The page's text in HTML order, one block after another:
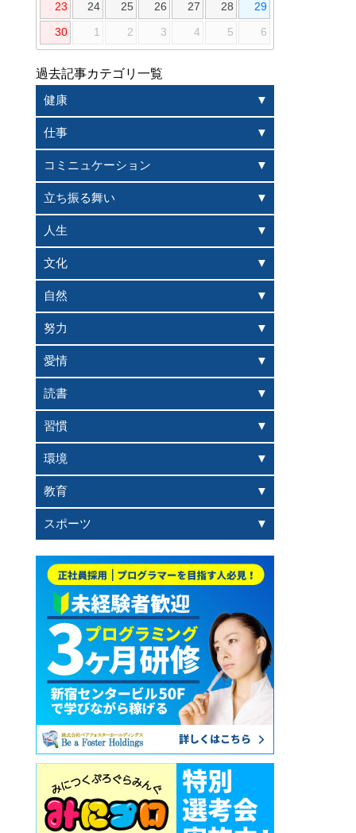
23 24 25 26 27 28 29
30 1 2 3 4 5 6
過去記事カテゴリ一覧
健康
仕事
コミニュケーション
立ち振る舞い
人生
文化
自然
努力
愛情
読書
習慣
環境
教育
スポーツ